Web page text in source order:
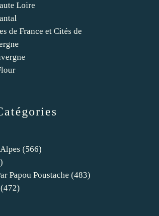
(566)
Papou Poustache (483)
(472)
Loire
de France et Cités de